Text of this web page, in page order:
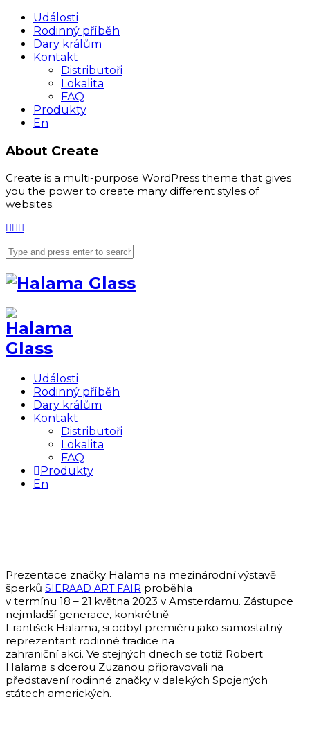
Události
Rodinný příběh
Dary králům
Kontakt
Distributoři
Lokalita
FAQ
Produkty
En
About Create
Create is a multi-purpose WordPress theme that gives
you the power to create many different styles of
websites.
Události
Rodinný příběh
Dary králům
Kontakt
Distributoři
Lokalita
FAQ
Produkty
En
Prezentace značky Halama na mezinárodní výstavě
šperků SIERAAD ART FAIR proběhla
v termínu 18 – 21.května 2023 v Amsterdamu. Zástupce
nejmladší generace, konkrétně
František Halama, si odbyl premiéru jako samostatný
reprezentant rodinné tradice na
zahraniční akci. Ve stejných dnech se totiž Robert
Halama s dcerou Zuzanou připravovali na
představení rodinné značky v dalekých Spojených
státech amerických.